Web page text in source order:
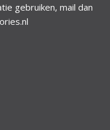
gebruiken, mail dan